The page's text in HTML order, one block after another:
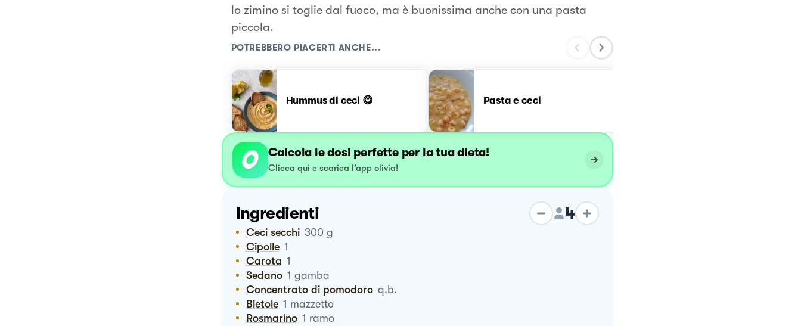
lo zimino si toglie dal fuoco, ma è buonissima anche con una pasta
piccola.
POTREBBERO PIACERTI ANCHE...
Hummus di ceci 😋 Pasta e ceci
Calcola le dosi perfette per la tua dieta!
Clicca qui e scarica l’app olivia!
Ingredienti 4
Ceci secchi 300 g
Cipolle 1
Carota 1
Sedano 1 gamba
Concentrato di pomodoro q.b.
Bietole 1 mazzetto
Rosmarino 1 ramo